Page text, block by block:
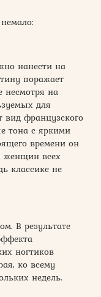
нанести на
поражает
несмотря на
для
вид французского
тона с яркими
времени он
женщин всех
классике не
В результате
ногтиков
ко всему
недель.